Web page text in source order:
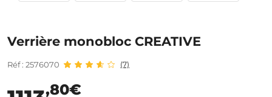
Verrière monobloc CREATIVE
Réf : 2576070 (7)
,80€